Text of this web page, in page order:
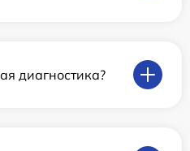
диагностика?